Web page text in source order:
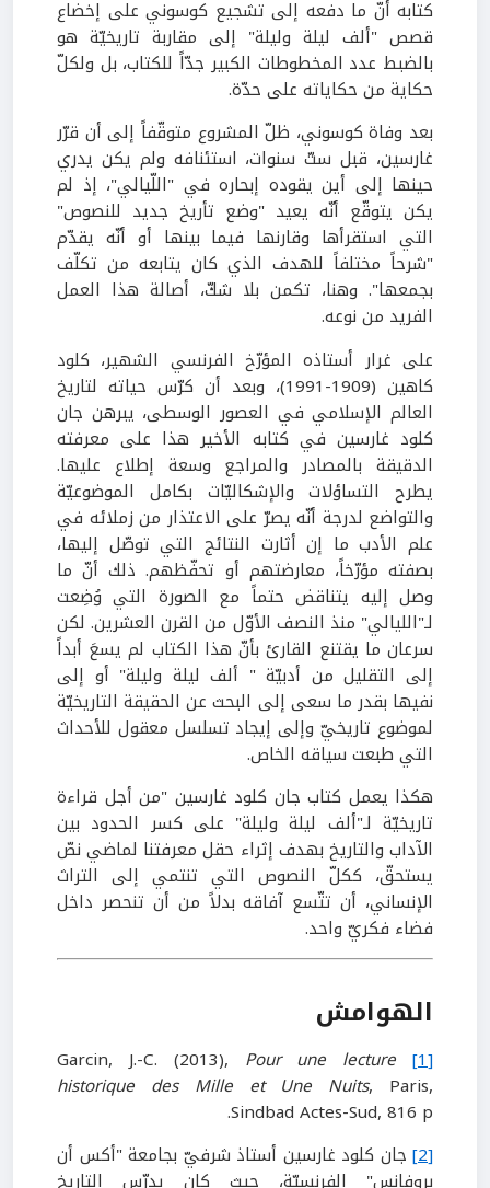
كتابه أنّ ما دفعه إلى تشجيع كوسوني على إخضاع
قصص "ألف ليلة وليلة" إلى مقاربة تاريخيّة هو
بالضبط عدد المخطوطات الكبير جدّاً للكتاب، بل ولكلّ
حكاية من حكاياته على حدّة.
بعد وفاة كوسوني، ظلّ المشروع متوقّفاً إلى أن قرّر
غارسين، قبل ستّ سنوات، استئنافه ولم يكن يدري
حينها إلى أين يقوده إبحاره في "اللّيالي"، إذ لم
يكن يتوقّع أنّه يعيد "وضع تأريخ جديد للنصوص"
التي استقرأها وقارنها فيما بينها أو أنّه يقدّم
"شرحاً مختلفاً للهدف الذي كان يتابعه من تكلّف
بجمعها". وهنا، تكمن بلا شكّ، أصالة هذا العمل
الفريد من نوعه.
على غرار أستاذه المؤرّخ الفرنسي الشهير، كلود
كاهين (1909-1991)، وبعد أن كرّس حياته لتاريخ
العالم الإسلامي في العصور الوسطى، يبرهن جان
كلود غارسين في كتابه الأخير هذا على معرفته
الدقيقة بالمصادر والمراجع وسعة إطلاع عليها.
يطرح التساؤلات والإشكاليّات بكامل الموضوعيّة
والتواضع لدرجة أنّه يصرّ على الاعتذار من زملائه في
علم الأدب ما إن أثارت النتائج التي توصّل إليها،
بصفته مؤرّخاً، معارضتهم أو تحفّظهم. ذلك أنّ ما
وصل إليه يتناقض حتماً مع الصورة التي وُضِعت
لـ"الليالي" منذ النصف الأوّل من القرن العشرين. لكن
سرعان ما يقتنع القارئ بأنّ هذا الكتاب لم يسعَ أبداً
إلى التقليل من أدبيّة " ألف ليلة وليلة" أو إلى
نفيها بقدر ما سعى إلى البحث عن الحقيقة التاريخيّة
لموضوع تاريخيّ وإلى إيجاد تسلسل معقول للأحداث
التي طبعت سياقه الخاص.
هكذا يعمل كتاب جان كلود غارسين "من أجل قراءة
تاريخيّة لـ"ألف ليلة وليلة" على كسر الحدود بين
الآداب والتاريخ بهدف إثراء حقل معرفتنا لماضي نصّ
يستحقّ، ككلّ النصوص التي تنتمي إلى التراث
الإنساني، أن تتّسع آفاقه بدلاً من أن تنحصر داخل
فضاء فكريّ واحد.
الهوامش
[1]
Garcin, J.-C. (2013),
Pour une lecture
historique des Mille et Une Nuits, Paris,
Sindbad Actes-Sud, 816 p.
[2]
جان كلود غارسين أستاذ شرفيّ بجامعة "أكس أن